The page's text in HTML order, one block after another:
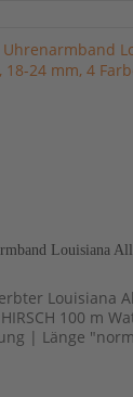
Louisiana
Louisiana
100 m
| Länge